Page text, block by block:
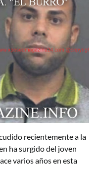
recientemente a la
ha surgido del joven
varios años en esta